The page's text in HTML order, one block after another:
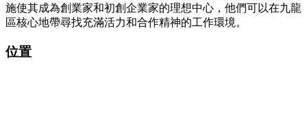
施使其成為創業家和初創企業家的理想中心，他們可以在九龍
區核心地帶尋找充滿活力和合作精神的工作環境。
位置